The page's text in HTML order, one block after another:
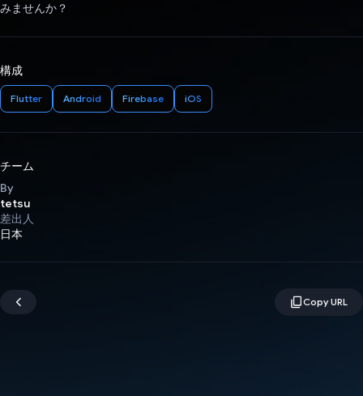
みませんか？
構成
Flutter Android Firebase iOS
チーム
By
tetsu
差出人
日本